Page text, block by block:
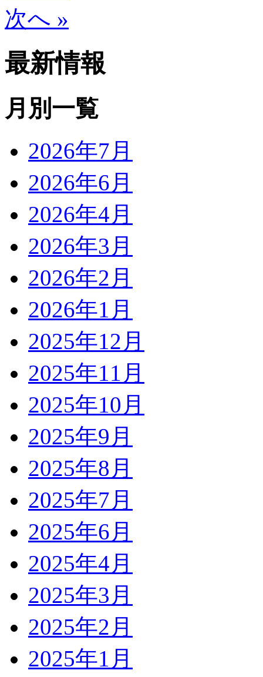
次へ »
最新情報
月別一覧
2026年7月
2026年6月
2026年4月
2026年3月
2026年2月
2026年1月
2025年12月
2025年11月
2025年10月
2025年9月
2025年8月
2025年7月
2025年6月
2025年4月
2025年3月
2025年2月
2025年1月